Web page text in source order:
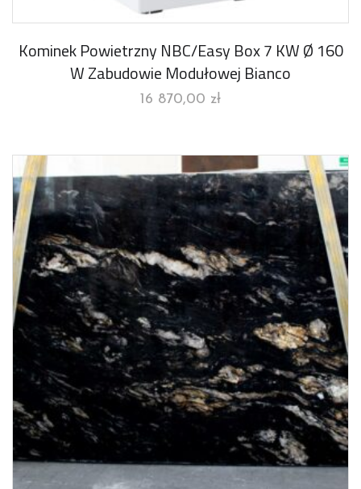
Kominek Powietrzny NBC/Easy Box 7 KW Ø 160
W Zabudowie Modułowej Bianco
16 870,00 zł